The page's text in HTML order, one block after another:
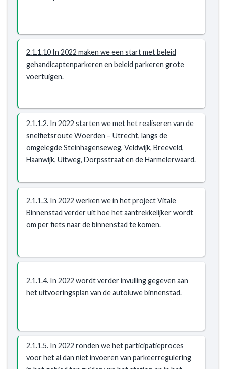
Het
Meerjaren
Verkeersmaatregelenplan
maatregelen
benodigd
bereiken
2.1.1.10 In 2022 maken we een start met beleid
gehandicaptenparkeren en beleid parkeren grote
voertuigen.
2.1.1.2. In 2022 starten we met het realiseren van de
snelfietsroute Woerden – Utrecht, langs de
omgelegde Steinhagenseweg, Veldwijk, Breeveld,
Haanwijk, Uitweg, Dorpsstraat en de Harmelerwaard.
2.1.1.3. In 2022 werken we in het project Vitale
Binnenstad verder uit hoe het aantrekkelijker wordt
om per fiets naar de binnenstad te komen.
2.1.1.4. In 2022 wordt verder invulling gegeven aan
het uitvoeringsplan van de autoluwe binnenstad.
2.1.1.5. In 2022 ronden we het participatieproces
voor het al dan niet invoeren van parkeerregulering